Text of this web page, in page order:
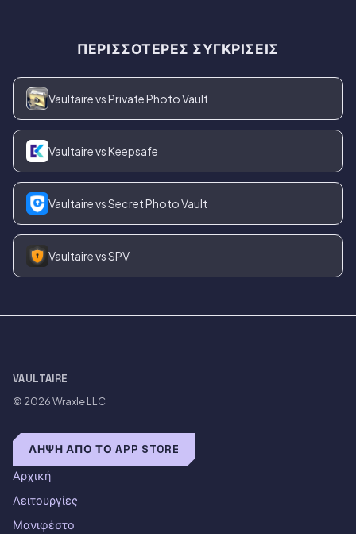
ΠΕΡΙΣΣΌΤΕΡΕΣ ΣΥΓΚΡΊΣΕΙΣ
Vaultaire vs Private Photo Vault
Vaultaire vs Keepsafe
Vaultaire vs Secret Photo Vault
Vaultaire vs SPV
VAULTAIRE
© 2026Wraxle LLC
ΛΉΨΗ ΑΠΌ ΤΟ APP STORE
Αρχική
Λειτουργίες
Μανιφέστο